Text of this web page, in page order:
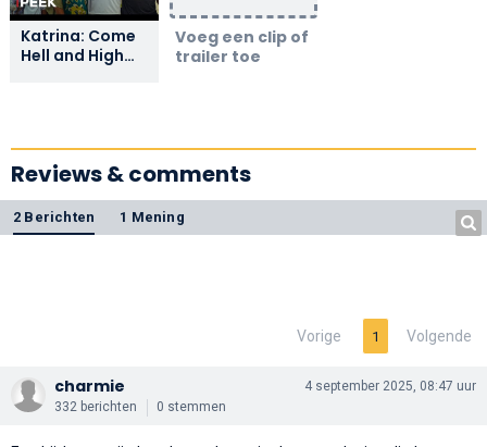
Katrina: Come
Hell and High
Voeg een clip of
trailer toe
Reviews & comments
2 Berichten 1 Mening
Vorige 1 Volgende
charmie
332 berichten 0 stemmen
4 september 2025, 08:47 uur